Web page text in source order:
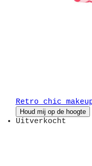
Retro chic
Houd mij op de hoogte
Uitverkocht